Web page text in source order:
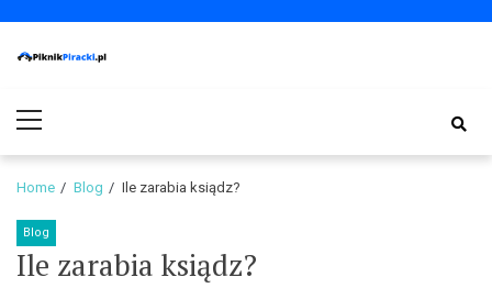
navigation
content
Menu
Home Blog Ile zarabia ksiądz?
Blog
Ile zarabia ksiądz?